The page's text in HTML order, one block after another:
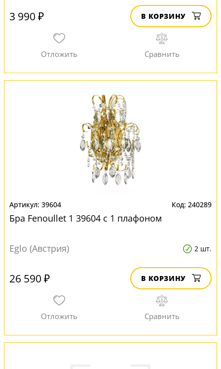
3 990 ₽ В КОРЗИНУ
39604 240289
Бра Fenoullet 1 39604 с 1 плафоном
Eglo (Австрия) 2 шт.
26 590 ₽ В КОРЗИНУ